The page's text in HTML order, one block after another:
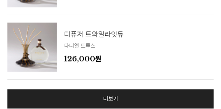
디퓨저 트와일라잇듀
다니엘 트루스
126,000원
더보기